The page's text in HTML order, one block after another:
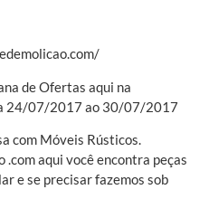
de Ofertas aqui na
24/07/2017 ao 30/07/2017
com Móveis Rústicos.
aqui você encontra peças
e se precisar fazemos sob